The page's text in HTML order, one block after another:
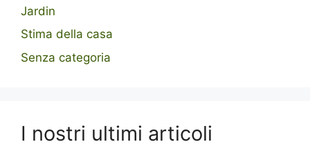
Jardin
Stima della casa
Senza categoria
I nostri ultimi articoli